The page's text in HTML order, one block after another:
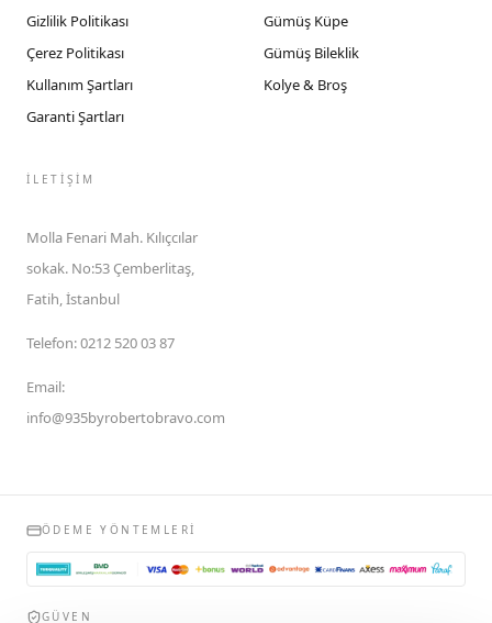
Gizlilik Politikası
Çerez Politikası
Kullanım Şartları
Garanti Şartları
Gümüş Küpe
Gümüş Bileklik
Kolye & Broş
İLETIŞIM
Molla Fenari Mah. Kılıçcılar
sokak. No:53 Çemberlitaş,
Fatih, İstanbul
Telefon:0212 520 03 87
Email:
info@935byrobertobravo.com
ÖDEME YÖNTEMLERI
GÜVEN